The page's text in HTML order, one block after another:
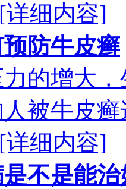
[详细内容]
防牛皮癣
的增大
被牛皮
[详细内容]
不是能治